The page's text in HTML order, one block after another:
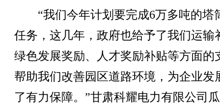
“我们今年计划要完成6万多吨的塔
任务，这几年，政府也给予了我们运输
绿色发展奖励、人才奖励补贴等方面的
帮助我们改善园区道路环境，为企业发
了有力保障。”甘肃科耀电力有限公司